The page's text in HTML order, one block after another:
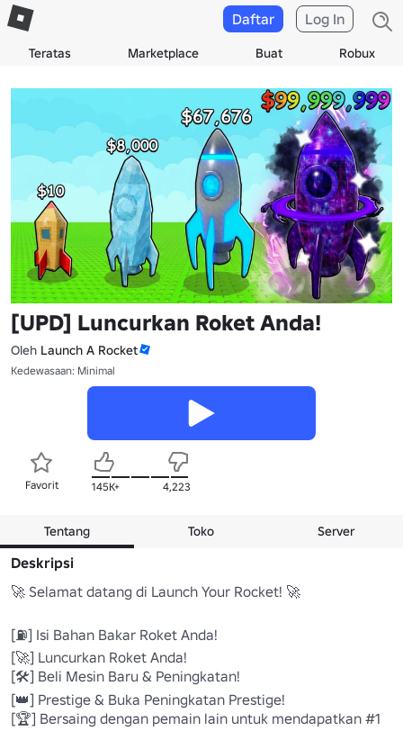
Teratas Marketplace Buat Robux
Daftar Log In
[UPD] Luncurkan Roket Anda!
Oleh Launch A Rocket
Kedewasaan: Minimal
Favorit 145K+ 4,223
Tentang Toko Server
Deskripsi
🚀 Selamat datang di Launch Your Rocket! 🚀
[⛽] Isi Bahan Bakar Roket Anda!
[🚀] Luncurkan Roket Anda!
[🛠️] Beli Mesin Baru & Peningkatan!
[👑] Prestige & Buka Peningkatan Prestige!
[🏆] Bersaing dengan pemain lain untuk mendapatkan #1